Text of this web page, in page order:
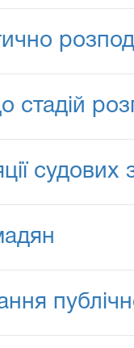
стадій
судових